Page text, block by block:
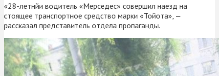
«28-летнйи водитель «Мерседес» совершил наезд на
стоящее транспортное средство марки «Тойота», —
рассказал представитель отдела пропаганды.